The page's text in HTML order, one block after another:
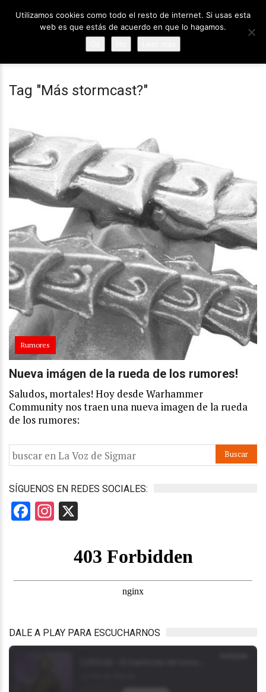
Tag "Más stormcast?"
Rumores
Nueva imágen de la rueda de los rumores!
Saludos, mortales! Hoy desde Warhammer
Community nos traen una nueva imagen de la rueda
de los rumores:
SÍGUENOS EN REDES SOCIALES:
Facebook
Instagram
DALE A PLAY PARA ESCUCHARNOS
Utilizamos cookies como todo el resto de internet. Si usas esta
web es que estás de acuerdo en que lo hagamos.